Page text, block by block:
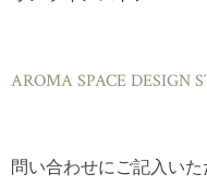
AROMA SPACE DESIGN
問い合わせにご記入い